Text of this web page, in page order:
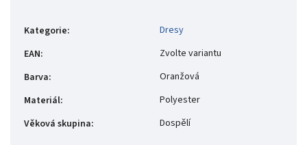
Kategorie:
Dresy
EAN:
Zvolte variantu
Barva:
Oranžová
Materiál:
Polyester
Věková skupina: Dospělí